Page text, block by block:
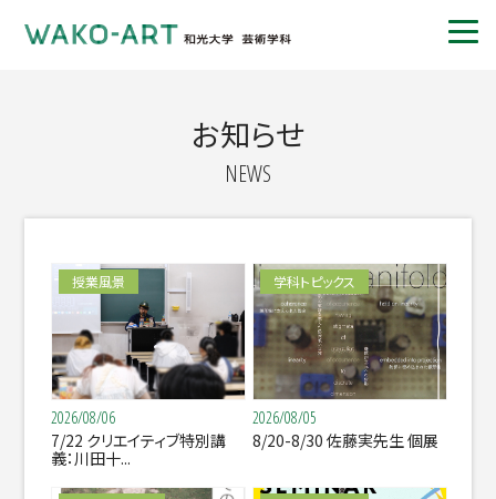
お知らせ
NEWS
授業風景
2026/08/06
7/22 クリエイティブ特別講
義：川田十...
学科トピックス
2026/08/05
8/20-8/30 佐藤実先生 個展